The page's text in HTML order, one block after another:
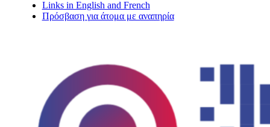
Links in English and French
Πρόσβαση για άτομα με αναπηρία